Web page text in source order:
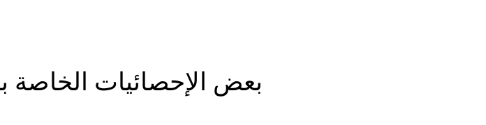
بعض الإحصائيات الخاصة